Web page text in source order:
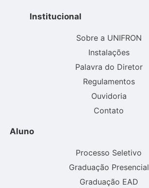
Institucional
Sobre a UNIFRON
Instalações
Palavra do Diretor
Regulamentos
Ouvidoria
Contato
Aluno
Processo Seletivo
Graduação Presencial
Graduação EAD